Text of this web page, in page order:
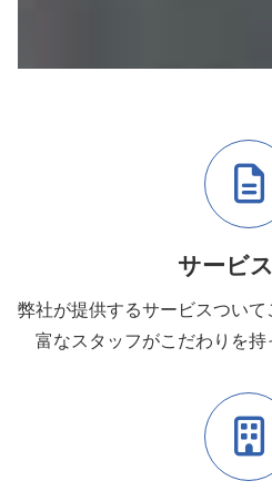
サービ
弊社が提供するサービスつい
富なスタッフがこだわりを持